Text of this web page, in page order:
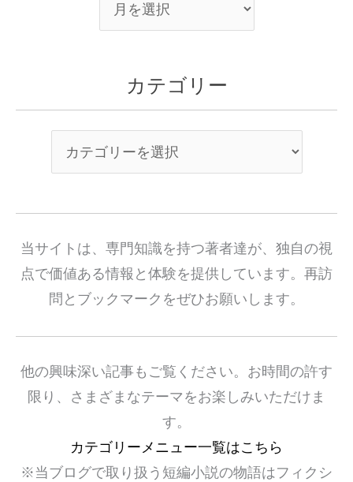
カテゴリー
当サイトは、専門知識を持つ著者達が、独自の視
点で価値ある情報と体験を提供しています。再訪
問とブックマークをぜひお願いします。
他の興味深い記事もご覧ください。お時間の許す
限り、さまざまなテーマをお楽しみいただけま
す。
カテゴリーメニュー一覧はこちら
※当ブログで取り扱う短編小説の物語はフィクシ